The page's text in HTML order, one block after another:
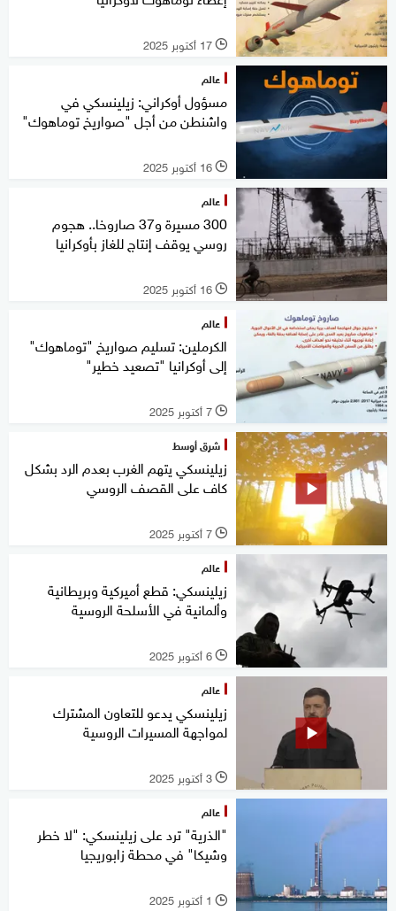
l 17 أكتوبر 2025
عالم
مسؤول أوكراني: زيلينسكي في
واشنطن من أجل "صواريخ توماهوك"
l 16 أكتوبر 2025
عالم
300 مسيرة و37 صاروخا.. هجوم
روسي يوقف إنتاج للغاز بأوكرانيا
l 16 أكتوبر 2025
عالم
الكرملين: تسليم صواريخ "توماهوك"
إلى أوكرانيا "تصعيد خطير"
l 7 أكتوبر 2025
شرق أوسط
زيلينسكي يتهم الغرب بعدم الرد بشكل
كاف على القصف الروسي
l 7 أكتوبر 2025
عالم
زيلينسكي: قطع أميركية وبريطانية
وألمانية في الأسلحة الروسية
l 6 أكتوبر 2025
عالم
زيلينسكي يدعو للتعاون المشترك
لمواجهة المسيرات الروسية
l 3 أكتوبر 2025
عالم
"الذرية" ترد على زيلينسكي: "لا خطر
وشيكا" في محطة زابوريجيا
l 1 أكتوبر 2025